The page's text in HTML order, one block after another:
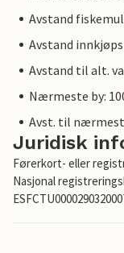
Avstand
Avstand
Avstand til alt.
Nærmeste by:
Avst. til
Juridisk
Førerkort- eller
Nasjonal